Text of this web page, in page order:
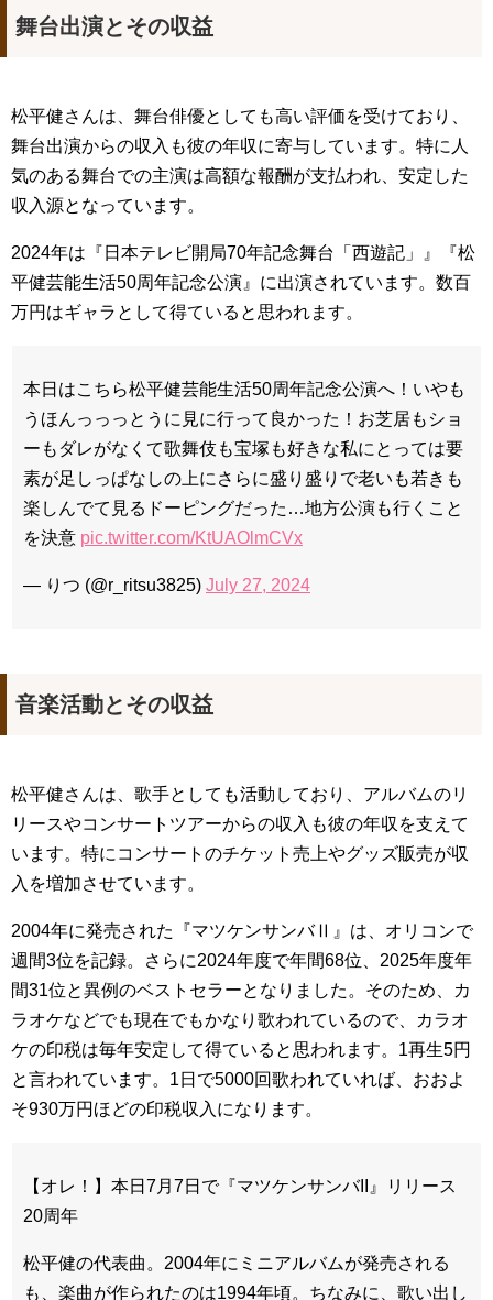
舞台出演とその収益
松平健さんは、舞台俳優としても高い評価を受けており、
舞台出演からの収入も彼の年収に寄与しています。特に人
気のある舞台での主演は高額な報酬が支払われ、安定した
収入源となっています。
2024年は『日本テレビ開局70年記念舞台「西遊記」』『松
平健芸能生活50周年記念公演』に出演されています。数百
万円はギャラとして得ていると思われます。
本日はこちら松平健芸能生活50周年記念公演へ！いやも
うほんっっっとうに見に行って良かった！お芝居もショ
ーもダレがなくて歌舞伎も宝塚も好きな私にとっては要
素が足しっぱなしの上にさらに盛り盛りで老いも若きも
楽しんでて見るドーピングだった…地方公演も行くこと
を決意 pic.twitter.com/KtUAOlmCVx
— りつ (@r_ritsu3825) July 27, 2024
音楽活動とその収益
松平健さんは、歌手としても活動しており、アルバムのリ
リースやコンサートツアーからの収入も彼の年収を支えて
います。特にコンサートのチケット売上やグッズ販売が収
入を増加させています。
2004年に発売された『マツケンサンバⅡ』は、オリコンで
週間3位を記録。さらに2024年度で年間68位、2025年度年
間31位と異例のベストセラーとなりました。そのため、カ
ラオケなどでも現在でもかなり歌われているので、カラオ
ケの印税は毎年安定して得ていると思われます。1再生5円
と言われています。1日で5000回歌われていれば、おおよ
そ930万円ほどの印税収入になります。
【オレ！】本日7月7日で『マツケンサンバII』リリース
20周年
松平健の代表曲。2004年にミニアルバムが発売される
も、楽曲が作られたのは1994年頃。ちなみに、歌い出し